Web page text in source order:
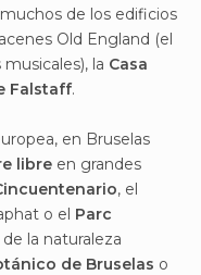
de los edificios
Old England (el
la Casa
Falstaff.
en Bruselas
libre en grandes
, el
o el Parc
la naturaleza
de Bruselas o